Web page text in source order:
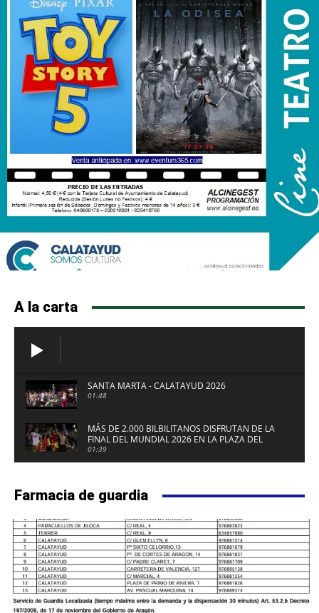
A la carta
SANTA MARTA - CALATAYUD 2026
01:48
MÁS DE 2.000 BILBILITANOS DISFRUTAN DE LA
FINAL DEL MUNDIAL 2026 EN LA PLAZA DEL
FUERTE DE CALATAYUD
01:39
Farmacia de guardia